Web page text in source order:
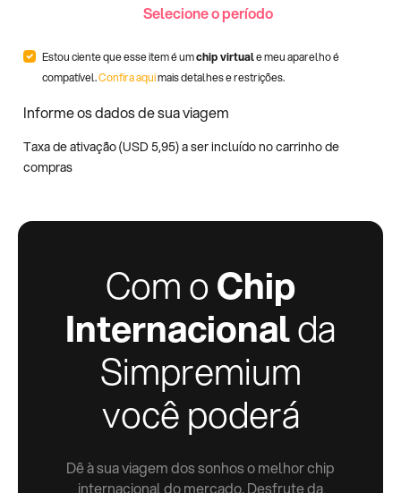
Selecione o período
Estou ciente que esse item é umchip virtuale meu aparelho é
compatível.Confira aquimais detalhes e restrições.
Informe os dados de sua viagem
Taxa de ativação (USD5,95) a ser incluído no carrinho de
compras
Com oChip
Internacionalda
Simpremium
você poderá
Dê à sua viagem dos sonhos o melhor chip
internacional do mercado. Desfrute da